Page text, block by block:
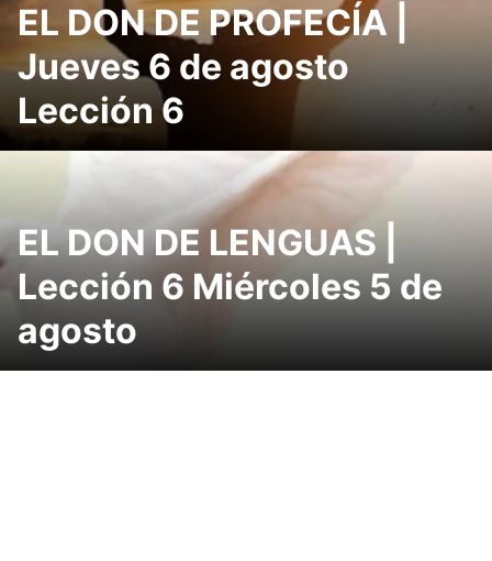
EL DON DE PROFECÍA |
Jueves 6 de agosto
Lección 6
EL DON DE LENGUAS |
Lección 6 Miércoles 5 de
agosto